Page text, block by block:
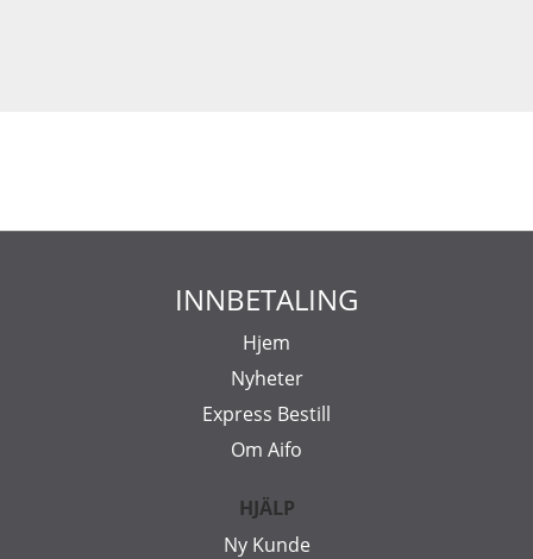
INNBETALING
Hjem
Nyheter
Express Bestill
Om Aifo
HJÄLP
Ny Kunde